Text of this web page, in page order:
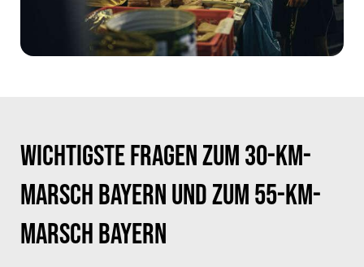
Wichtigste Fragen zum 30-km-
Marsch Bayern und zum 55-km-
Marsch Bayern